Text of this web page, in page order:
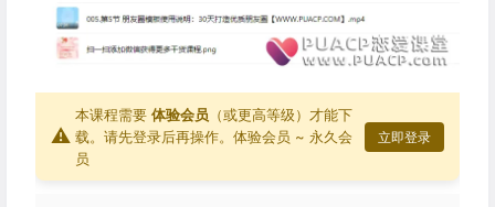
⚠
本课程需要 体验会员 （或更高等级）才能下
载。请先登录后再操作。 体验会员 ~ 永久会
员
立即登录